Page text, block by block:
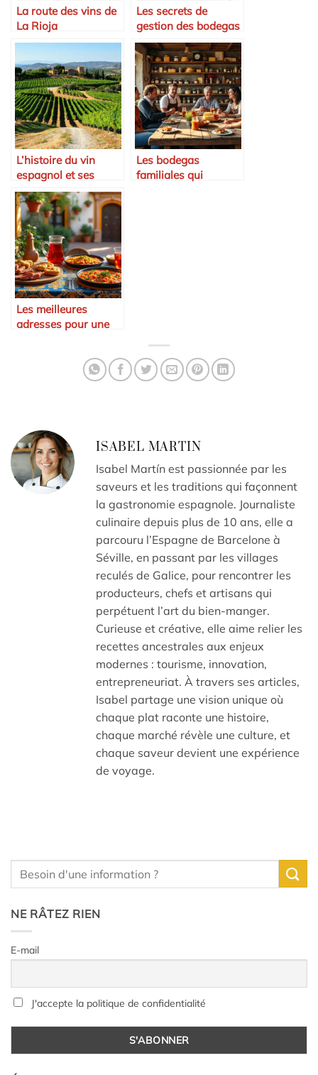
La route des vins de
La Rioja
Les secrets de
gestion des bodegas
espagnoles
L’histoire du vin
espagnol et ses
traditions
Les bodegas
familiales qui
Les meilleures
adresses pour une
ISABEL MARTIN
Isabel Martín est passionnée par les
saveurs et les traditions qui façonnent
la gastronomie espagnole. Journaliste
culinaire depuis plus de 10 ans, elle a
parcouru l’Espagne de Barcelone à
Séville, en passant par les villages
reculés de Galice, pour rencontrer les
producteurs, chefs et artisans qui
perpétuent l’art du bien-manger.
Curieuse et créative, elle aime relier les
recettes ancestrales aux enjeux
modernes : tourisme, innovation,
entrepreneuriat. À travers ses articles,
Isabel partage une vision unique où
chaque plat raconte une histoire,
chaque marché révèle une culture, et
chaque saveur devient une expérience
de voyage.
NE RÂTEZ RIEN
E-mail
J'accepte la politique de confidentialité